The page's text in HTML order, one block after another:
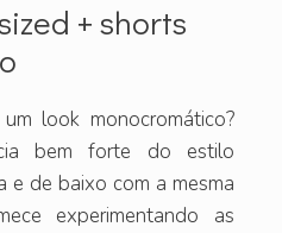
+ shorts
look monocromático?
bem forte do estilo
e de baixo com a mesma
experimentando as